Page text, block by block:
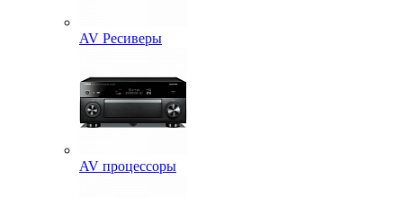
AV Ресиверы
AV процессоры